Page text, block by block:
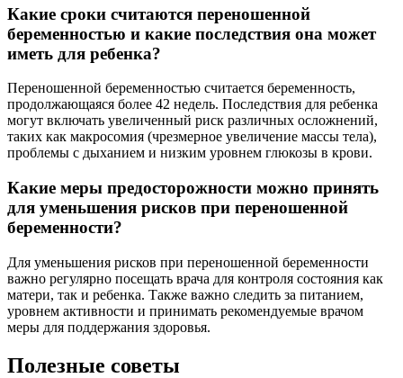
Какие сроки считаются переношенной
беременностью и какие последствия она может
иметь для ребенка?
Переношенной беременностью считается беременность,
продолжающаяся более 42 недель. Последствия для ребенка
могут включать увеличенный риск различных осложнений,
таких как макросомия (чрезмерное увеличение массы тела),
проблемы с дыханием и низким уровнем глюкозы в крови.
Какие меры предосторожности можно принять
для уменьшения рисков при переношенной
беременности?
Для уменьшения рисков при переношенной беременности
важно регулярно посещать врача для контроля состояния как
матери, так и ребенка. Также важно следить за питанием,
уровнем активности и принимать рекомендуемые врачом
меры для поддержания здоровья.
Полезные советы